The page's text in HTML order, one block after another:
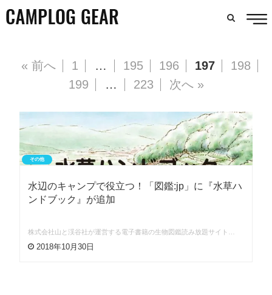
« 前へ 1 … 195 196 197
198
199
… 223 次へ »
その他
水辺のキャンプで役立つ！「図鑑:jp」に『水草ハ
ンドブック』が追加
株式会社山と渓谷社が運営する電子書籍の生物図鑑読み放題サイト…
2018年10月30日